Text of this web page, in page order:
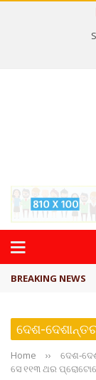
BREAKING NEWS
ଦେଶ-
Home ›› ଦେଶ-
ସେ ୧୧୩ ଥର